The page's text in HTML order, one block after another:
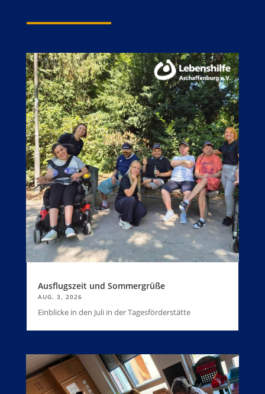
Ausflugszeit und Sommergrüße
AUG. 3, 2026
Einblicke in den Juli in der Tagesförderstätte